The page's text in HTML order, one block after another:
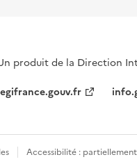
produit de la Direction
Accessibilité :